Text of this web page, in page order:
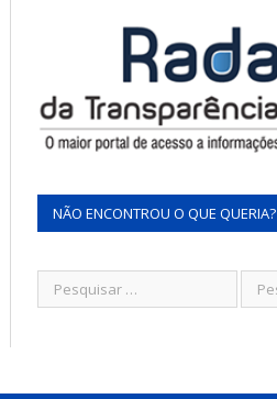
NÃO ENCONTROU O QUE QUERIA?